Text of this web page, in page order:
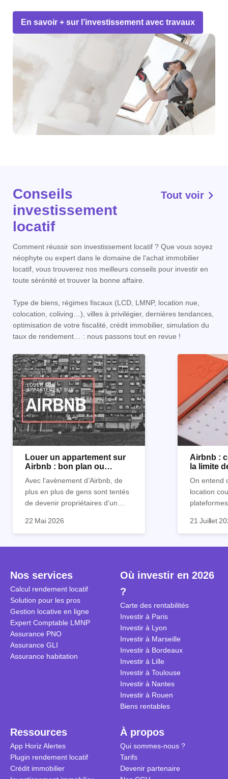
En savoir + sur l’investissement avec travaux
Conseils
investissement
locatif
Tout voir
Comment réussir son investissement locatif ? Que vous soyez
néophyte ou expert dans le domaine de l'achat immobilier
locatif, vous trouverez nos meilleurs conseils pour investir en
toute sérénité et trouver la bonne affaire.
Type de biens, régimes fiscaux (LCD, LMNP, location nue,
colocation, coliving…), villes à privilégier, dernières tendances,
optimisation de votre fiscalité, crédit immobilier, simulation du
taux de rendement… : nous passons tout en revue !
Louer un appartement sur
Airbnb : bon plan ou
Avec l'avènement d’Airbnb, de
plus en plus de gens sont tentés
de devenir propriétaires d’un
suite. On compte environ 25 000
sont des meublés touristiques à
est-ce rentable ? Quels sont les
frais à prévoir ? Les différentes
conditions à remplir ?
22 Mai 2026
Airbnb :
la limite
On entend
location
idées
Je vais
entendu)
encore ne
d’autres
21 Juillet
Nos services
Calcul rendement locatif
Solution pour les pros
Gestion locative en ligne
Expert Comptable LMNP
Assurance PNO
Assurance GLI
Assurance habitation
Où investir en 2026
?
Carte des rentabilités
Investir à Paris
Investir à Lyon
Investir à Marseille
Investir à Bordeaux
Investir à Lille
Investir à Toulouse
Investir à Nantes
Investir à Rouen
Biens rentables
Ressources
App Horiz Alertes
Plugin rendement locatif
Crédit immobilier
À propos
Qui sommes-nous ?
Tarifs
Devenir partenaire